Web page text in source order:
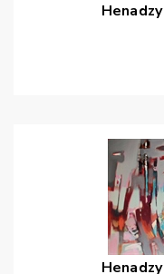
Henadzy
Henadzy